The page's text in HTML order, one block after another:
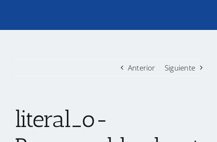
TRANSPARENCIA
CONTACTO
Anterior Siguiente
literal_o-